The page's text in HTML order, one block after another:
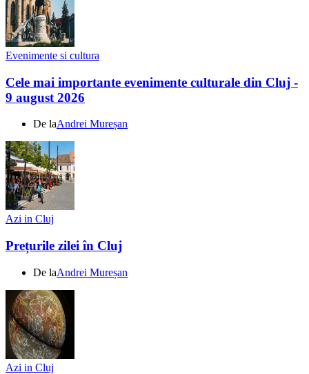
Evenimente si cultura
Cele mai importante evenimente culturale din Cluj -
9 august 2026
De laAndrei Mureșan
Azi in Cluj
Prețurile zilei în Cluj
De laAndrei Mureșan
Azi in Cluj